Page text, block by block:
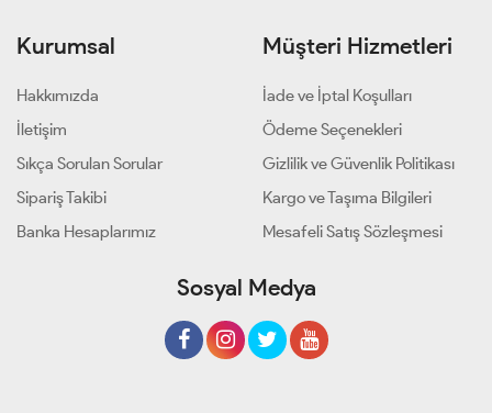
Kurumsal
Hakkımızda
İletişim
Sıkça Sorulan Sorular
Sipariş Takibi
Banka Hesaplarımız
Müşteri Hizmetleri
İade ve İptal Koşulları
Ödeme Seçenekleri
Gizlilik ve Güvenlik Politikası
Kargo ve Taşıma Bilgileri
Mesafeli Satış Sözleşmesi
Sosyal Medya